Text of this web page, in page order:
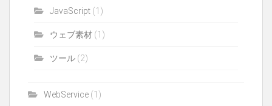
JavaScript (1)
ウェブ素材 (1)
ツール (2)
WebService (1)